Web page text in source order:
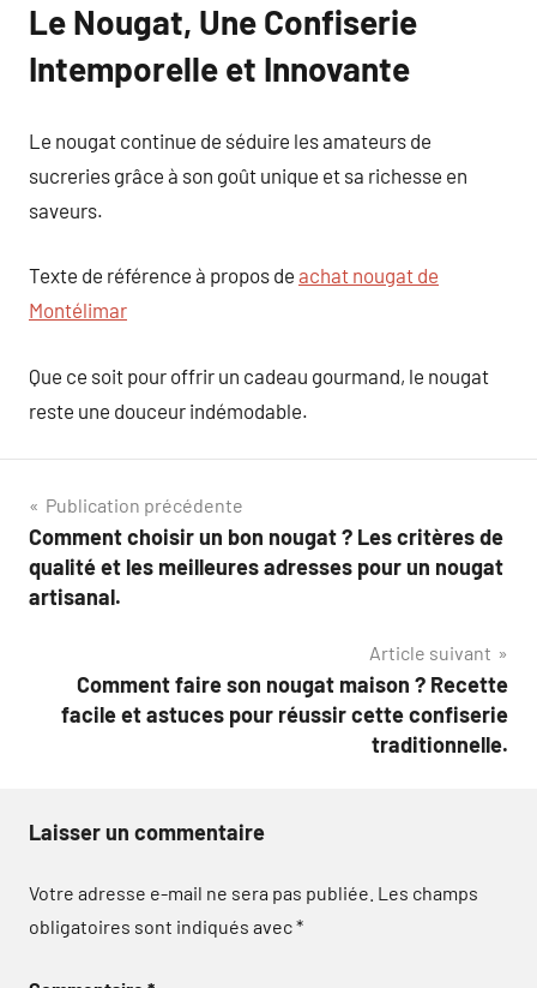
Le Nougat, Une Confiserie
Intemporelle et Innovante
Le nougat continue de séduire les amateurs de
sucreries grâce à son goût unique et sa richesse en
saveurs.
Texte de référence à propos de achat nougat de
Montélimar
Que ce soit pour offrir un cadeau gourmand, le nougat
reste une douceur indémodable.
Navigation
de
l’article
Publication précédente
Comment choisir un bon nougat ? Les critères de
qualité et les meilleures adresses pour un nougat
artisanal.
Article suivant
Comment faire son nougat maison ? Recette
facile et astuces pour réussir cette confiserie
traditionnelle.
Laisser un commentaire
Votre adresse e-mail ne sera pas publiée. Les champs
obligatoires sont indiqués avec*